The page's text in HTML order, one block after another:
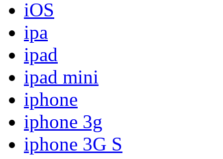
iOS
ipa
ipad
ipad mini
iphone
iphone 3g
iphone 3G S